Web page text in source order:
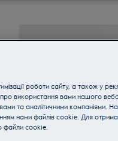
роботи сайту, а також у
використання вами нашого
та аналітичними компаніями.
нами файлів cookie. Для
файли cookie.